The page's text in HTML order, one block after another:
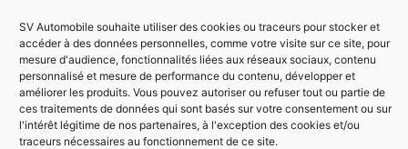
SV Automobile souhaite utiliser des cookies ou traceurs pour stocker et
accéder à des données personnelles, comme votre visite sur ce site, pour
mesure d'audience, fonctionnalités liées aux réseaux sociaux, contenu
personnalisé et mesure de performance du contenu, développer et
améliorer les produits. Vous pouvez autoriser ou refuser tout ou partie de
ces traitements de données qui sont basés sur votre consentement ou sur
l'intérêt légitime de nos partenaires, à l'exception des cookies et/ou
traceurs nécessaires au fonctionnement de ce site.
Corsa
AUTRES ÉQUIPEMENTS
Mode de conduite
Ecran tactile 7" HD